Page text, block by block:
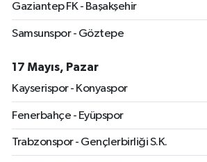
Gaziantep FK - Başakşehir
Samsunspor - Göztepe
17 Mayıs, Pazar
Kayserispor - Konyaspor
Fenerbahçe - Eyüpspor
Trabzonspor - Gençlerbirliği S.K.